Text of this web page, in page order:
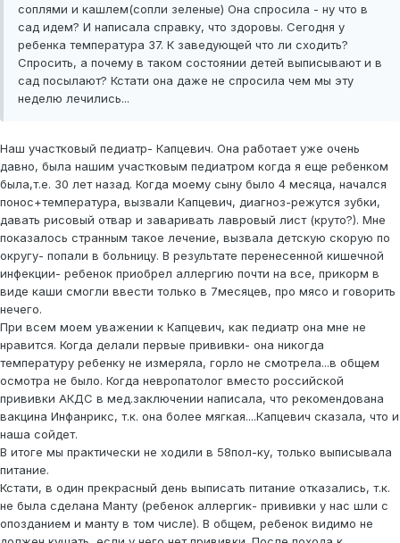
соплями и кашлем(сопли зеленые) Она спросила - ну что в
сад идем? И написала справку, что здоровы. Сегодня у
ребенка температура 37. К заведующей что ли сходить?
Спросить, а почему в таком состоянии детей выписывают и в
сад посылают? Кстати она даже не спросила чем мы эту
неделю лечились...
Наш участковый педиатр- Капцевич. Она работает уже очень
давно, была нашим участковым педиатром когда я еще ребенком
была,т.е. 30 лет назад. Когда моему сыну было 4 месяца, начался
понос+температура, вызвали Капцевич, диагноз-режутся зубки,
давать рисовый отвар и заваривать лавровый лист (круто?). Мне
показалось странным такое лечение, вызвала детскую скорую по
округу- попали в больницу. В результате перенесенной кишечной
инфекции- ребенок приобрел аллергию почти на все, прикорм в
виде каши смогли ввести только в 7месяцев, про мясо и говорить
нечего.
При всем моем уважении к Капцевич, как педиатр она мне не
нравится. Когда делали первые прививки- она никогда
температуру ребенку не измеряла, горло не смотрела...в общем
осмотра не было. Когда невропатолог вместо российской
прививки АКДС в мед.заключении написала, что рекомендована
вакцина Инфанрикс, т.к. она более мягкая....Капцевич сказала, что и
наша сойдет.
В итоге мы практически не ходили в 58пол-ку, только выписывала
питание.
Кстати, в один прекрасный день выписать питание отказались, т.к.
не была сделана Манту (ребенок аллергик- прививки у нас шли с
опозданием и манту в том числе). В общем, ребенок видимо не